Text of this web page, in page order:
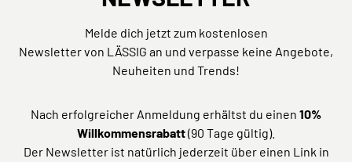
Melde dich jetzt zum kostenlosen
Newsletter von LÄSSIG an und verpasse keine Angebote,
Neuheiten und Trends!
Nach erfolgreicher Anmeldung erhältst du einen 10%
Willkommensrabatt(90 Tage gültig).
Der Newsletter ist natürlich jederzeit über einen Link in